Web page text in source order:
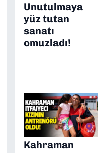
Unutulmaya
yüz tutan
sanatı
omuzladı!
Kahraman